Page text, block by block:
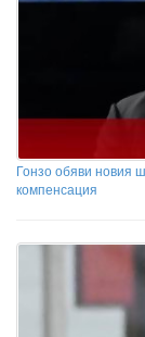
Гонзо обяви новия
компенсация